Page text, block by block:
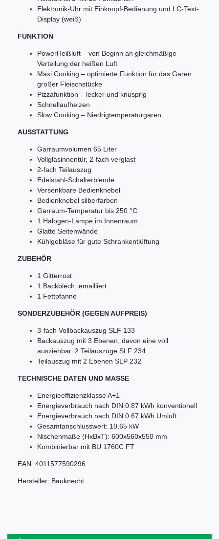
Elektronik-Uhr mit Einknopf-Bedienung und LC-Text-
Display (weiß)
FUNKTION
PowerHeißluft – von Beginn an gleichmäßige
Verteilung der heißen Luft
Maxi Cooking – optimierte Funktion für das Garen
großer Fleischstücke
Pizzafunktion – lecker und knusprig
Schnellaufheizen
Slow Cooking – Niedrigtemperaturgaren
AUSSTATTUNG
Garraumvolumen 65 Liter
Vollglasinnentür, 2-fach verglast
2-fach Teilauszug
Edelstahl-Schalterblende
Versenkbare Bedienknebel
Bedienknebel silberfarben
Garraum-Temperatur bis 250 °C
1 Halogen-Lampe im Innenraum
Glatte Seitenwände
Kühlgebläse für gute Schrankentlüftung
ZUBEHÖR
1 Gitterrost
1 Backblech, emailliert
1 Fettpfanne
SONDERZUBEHÖR (GEGEN AUFPREIS)
3-fach Vollbackauszug SLF 133
Backauszug mit 3 Ebenen, davon eine voll
ausziehbar, 2 Teilauszüge SLF 234
Teilauszug mit 2 Ebenen SLP 232
TECHNISCHE DATEN UND MASSE
Energieeffizienzklasse A+1
Energieverbrauch nach DIN 0.87 kWh konventionell
Energieverbrauch nach DIN 0.67 kWh Umluft
Gesamtanschlusswert: 10,65 kW
Nischenmaße (HxBxT): 600x560x550 mm
Kombinierbar mit BU 1760C FT
EAN: 4011577590296
Hersteller: Bauknecht